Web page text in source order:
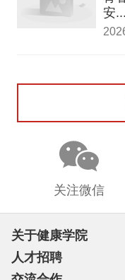
安...
关注微信
关于健康学院
人才招聘